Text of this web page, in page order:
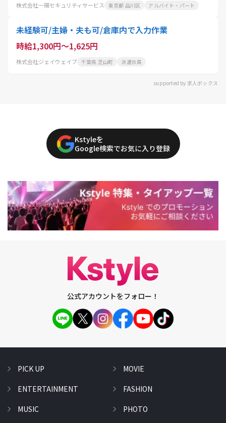
株式会社一陽セキュリティサービス 東京都 品川区 アルバイト・パート
未経験可/主婦・夫も可/倉庫内で入力作業
時給1,300円～1,625円
株式会社ジェイウェイブ 千葉県 芝山町 派遣社員
supported by 求人ボックス
Kstyleを
Google検索でお気に入り登録
公式アカウントをフォロー！
PICK UP
ENTERTAINMENT
MUSIC
MOVIE
FASHION
PHOTO